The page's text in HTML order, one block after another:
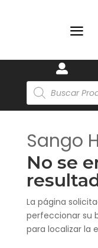
a

Búsqueda
de
productos
Sango
No se
La página
perfeccionar su
para localizar la